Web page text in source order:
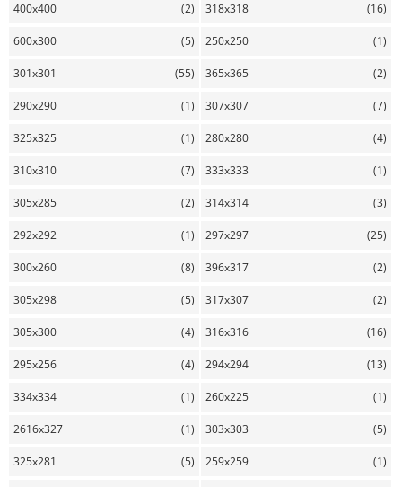
400x400 (2) 318x318 (16)
600x300 (5) 250x250 (1)
301x301 (55) 365x365 (2)
290x290 (1) 307x307 (7)
325x325 (1) 280x280 (4)
310x310 (7) 333x333 (1)
305x285 (2) 314x314 (3)
292x292 (1) 297x297 (25)
300x260 (8) 396x317 (2)
305x298 (5) 317x307 (2)
305x300 (4) 316x316 (16)
295x256 (4) 294x294 (13)
334x334 (1) 260x225 (1)
2616x327 (1) 303x303 (5)
325x281 (5) 259x259 (1)